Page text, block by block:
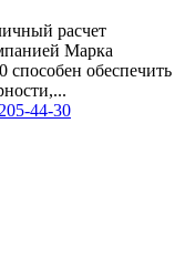
расчет
Марка
обеспечить
44-30